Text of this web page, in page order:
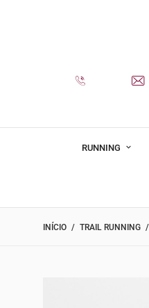
RUNNING
INÍCIO TRAIL RUNNING